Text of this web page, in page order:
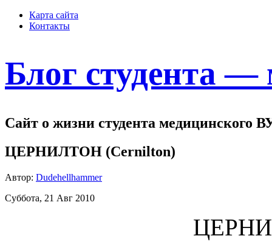
Карта сайта
Контакты
Блог студента —
Сайт о жизни студента медицинского
ЦЕРНИЛТОН (Cernilton)
Автор: Dudehellhammer
Суббота, 21 Авг 2010